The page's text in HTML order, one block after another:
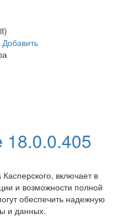
Добавить
18.0.0.405
включает в
и возможности полной
обеспечить надежную
и данных.